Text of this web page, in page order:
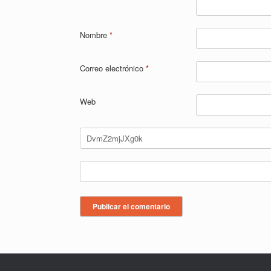
Nombre *
Correo electrónico *
Web